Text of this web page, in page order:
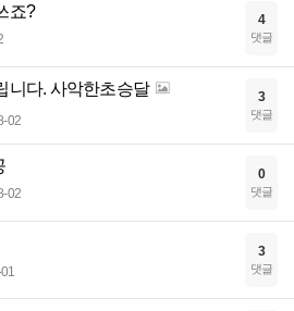
죠? 4
댓글
니다. 사악한초승달
02
3
댓글
02
0
댓글
3
댓글